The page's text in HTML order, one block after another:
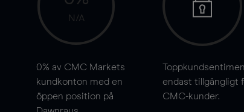
N/A
0% av CMC Markets
kundkonton med en
öppen position på
endast tillgängligt
CMC-kunder.